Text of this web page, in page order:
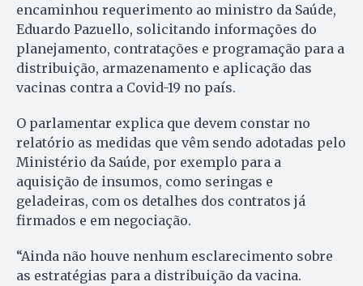
encaminhou requerimento ao ministro da Saúde,
Eduardo Pazuello, solicitando informações do
planejamento, contratações e programação para a
distribuição, armazenamento e aplicação das
vacinas contra a Covid-19 no país.
O parlamentar explica que devem constar no
relatório as medidas que vêm sendo adotadas pelo
Ministério da Saúde, por exemplo para a
aquisição de insumos, como seringas e
geladeiras, com os detalhes dos contratos já
firmados e em negociação.
“Ainda não houve nenhum esclarecimento sobre
as estratégias para a distribuição da vacina.